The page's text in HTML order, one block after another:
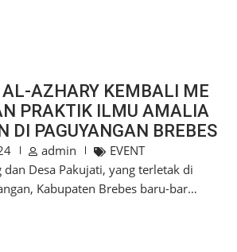
AZHARY KEMBALI ME
PRAKTIK ILMU AMALIA
DI PAGUYANGAN BREBES
admin
EVENT
dan Desa Pakujati, yang terletak di
Kabupaten Brebes baru-bar…